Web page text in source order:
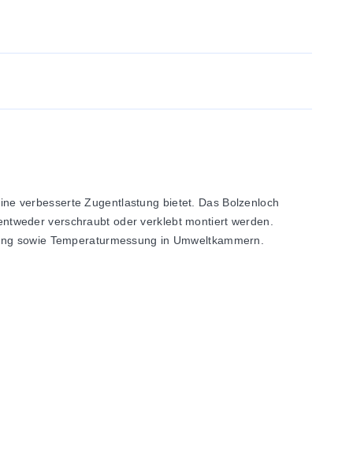
verbesserte Zugentlastung bietet. Das Bolzenloch
verschraubt oder verklebt montiert werden.
sowie Temperaturmessung in Umweltkammern.